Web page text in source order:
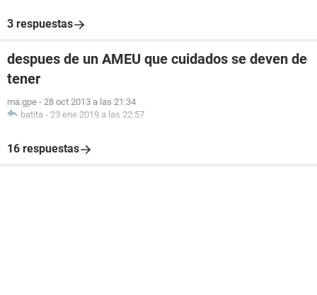
3 respuestas
despues de un AMEU que cuidados se deven de
tener
ma.gpe - 28 oct 2013 a las 21:34
batita - 23 ene 2019 a las 22:57
16 respuestas